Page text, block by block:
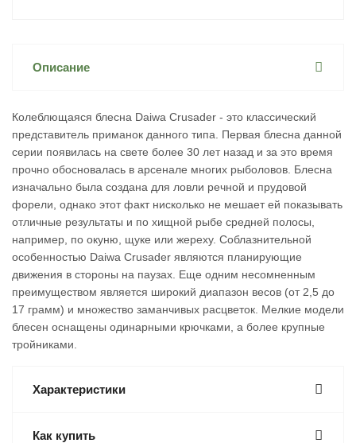
Описание
Колеблющаяся блесна Daiwa Crusader - это классический
представитель приманок данного типа. Первая блесна данной
серии появилась на свете более 30 лет назад и за это время
прочно обосновалась в арсенале многих рыболовов. Блесна
изначально была создана для ловли речной и прудовой
форели, однако этот факт нисколько не мешает ей показывать
отличные результаты и по хищной рыбе средней полосы,
например, по окуню, щуке или жереху. Соблазнительной
особенностью Daiwa Crusader являются планирующие
движения в стороны на паузах. Еще одним несомненным
преимуществом является широкий диапазон весов (от 2,5 до
17 грамм) и множество заманчивых расцветок. Мелкие модели
блесен оснащены одинарными крючками, а более крупные
тройниками.
Характеристики
Как купить